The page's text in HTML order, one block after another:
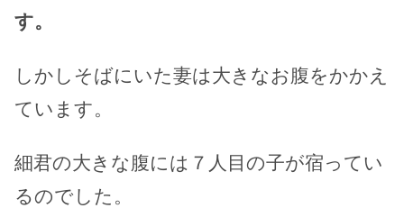
す。
しかしそばにいた妻は大きなお腹をかかえ
ています。
細君の大きな腹には７人目の子が宿ってい
るのでした。